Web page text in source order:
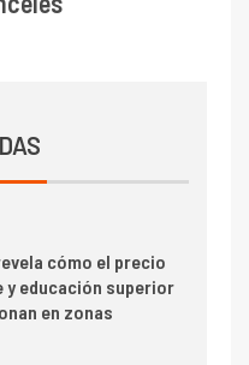
resultados
del cobre
cómo el precio
y educación superior
en zonas